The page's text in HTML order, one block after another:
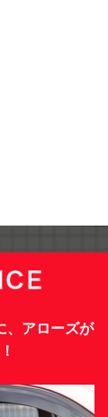
、アローズが